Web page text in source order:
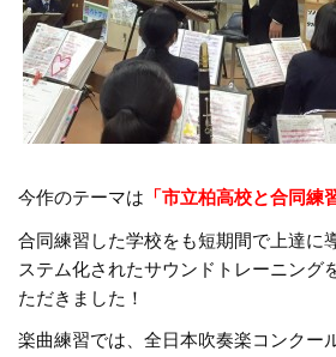
今作のテーマは 「市立柏高校と合同練
合同練習した学校をも短期間で上達に
ステム化されたサウンドトレーニング
ただきました！
楽曲練習では、全日本吹奏楽コンクー